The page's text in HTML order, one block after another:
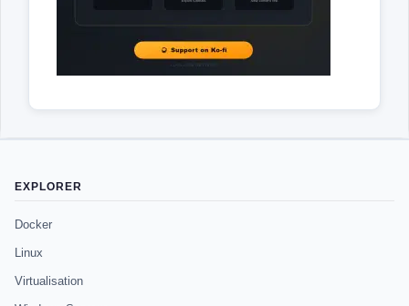
EXPLORER
Docker
Linux
Virtualisation